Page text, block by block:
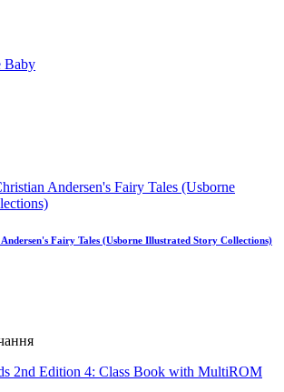
Fairy Tales (Usborne Illustrated Story Collections)